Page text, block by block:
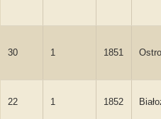
30 1 1851
22 1 1852